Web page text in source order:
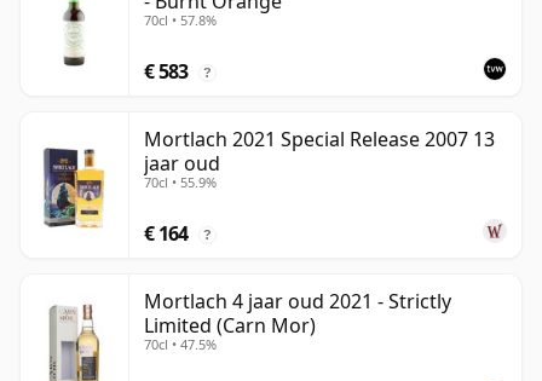
70cl • 57.8%
€ 583 ?
Mortlach 2021 Special Release 2007 13
jaar oud
70cl • 55.9%
€ 164 ?
Mortlach 4 jaar oud 2021 - Strictly
Limited (Carn Mor)
70cl • 47.5%